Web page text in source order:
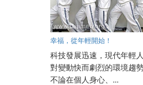
幸福，從年輕開始！
科技發展迅速，現代年輕
對變動快而劇烈的環境趨勢
不論在個人身心、...